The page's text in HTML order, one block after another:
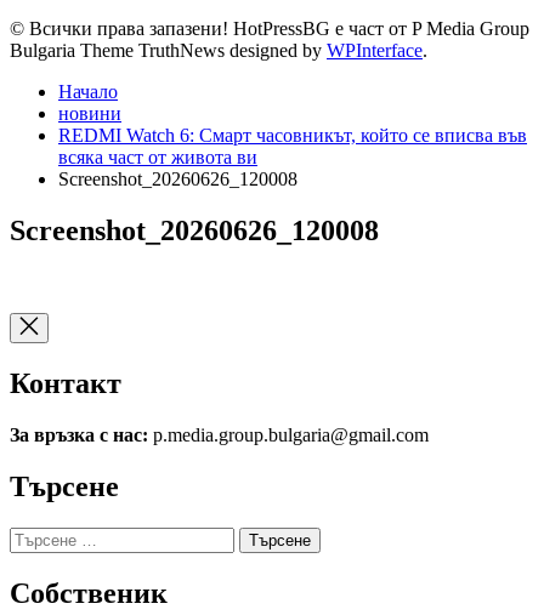
© Всички права запазени! HotPressBG е част от P Media Group
Bulgaria Theme TruthNews designed by WPInterface.
Начало
новини
REDMI Watch 6: Смарт часовникът, който се вписва във
всяка част от живота ви
Screenshot_20260626_120008
Screenshot_20260626_120008
Контакт
За връзка с нас: p.media.group.bulgaria@gmail.com
Търсене
Търсене
за:
Собственик